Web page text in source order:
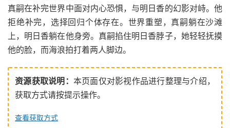
真嗣在补完世界中面对内心恐惧，与明日香的幻影对峙。他
拒绝补完，选择回归个体存在。世界重塑，真嗣躺在沙滩
上，明日香躺在他身旁。真嗣掐住明日香脖子，她轻轻抚摸
他的脸，而海浪拍打着两人脚边。
资源获取说明： 本页面仅对影视作品进行整理与介绍，
获取方式请按提示操作。
查看获取方式